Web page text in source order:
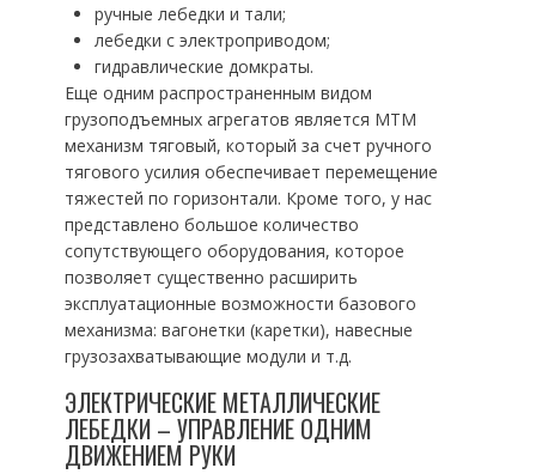
ручные лебедки и тали;
лебедки с электроприводом;
гидравлические домкраты.
Еще одним распространенным видом
грузоподъемных агрегатов является МТМ
механизм тяговый, который за счет ручного
тягового усилия обеспечивает перемещение
тяжестей по горизонтали. Кроме того, у нас
представлено большое количество
сопутствующего оборудования, которое
позволяет существенно расширить
эксплуатационные возможности базового
механизма: вагонетки (каретки), навесные
грузозахватывающие модули и т.д.
ЭЛЕКТРИЧЕСКИЕ МЕТАЛЛИЧЕСКИЕ
ЛЕБЕДКИ – УПРАВЛЕНИЕ ОДНИМ
ДВИЖЕНИЕМ РУКИ